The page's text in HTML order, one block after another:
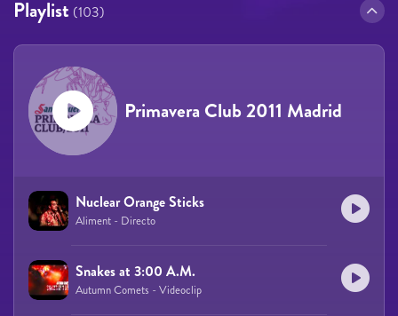
Playlist (103)
Primavera Club 2011 Madrid
Nuclear Orange Sticks
Aliment - Directo
Snakes at 3:00 A.M.
Autumn Comets - Videoclip